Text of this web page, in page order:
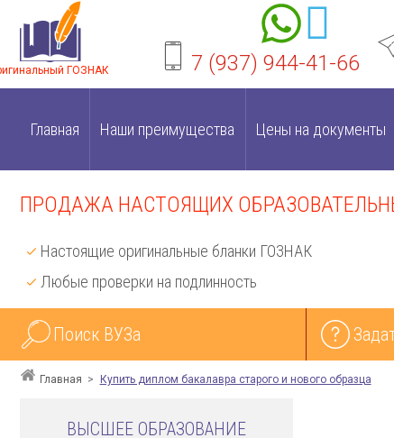
ГОЗНАК 7 (937) 944-41-66
Главная Наши преимущества Цены на документы
ПРОДАЖА НАСТОЯЩИХ
Настоящие оригинальные бланки ГОЗНАК
Любые проверки на подлинность
Поиск ВУЗа
Главная Купить диплом бакалавра старого и нового образца
ВЫСШЕЕ ОБРАЗОВАНИЕ